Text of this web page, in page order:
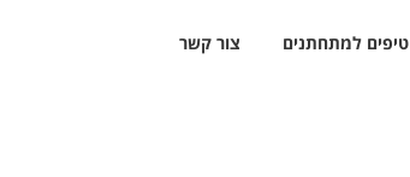
טיפים למתחתנים צור קשר